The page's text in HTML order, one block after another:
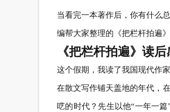
当看完一本著作后，你有什么
编帮大家整理的《把栏杆拍遍
《把栏杆拍遍》读后
这个假期，我读了我国现代作
在散文写作铺天盖地的年代，
呓的时代？先生以他“一年一